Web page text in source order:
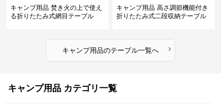
キャンプ用品 焚き火の上で使え
る折りたたみ式網目テーブル
キャンプ用品 高さ調節機能付き
折りたたみ式二段収納テーブル
キャンプ用品のテーブル一覧へ ›
キャンプ用品 カテゴリ一覧